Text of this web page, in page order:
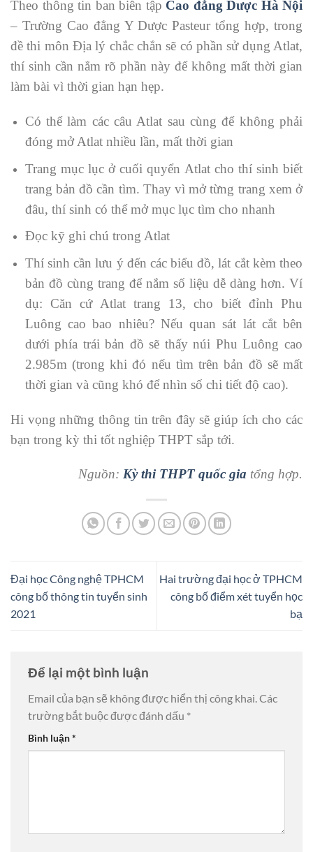
Theo thông tin ban biên tập Cao đẳng Dược Hà Nội
– Trường Cao đẳng Y Dược Pasteur tổng hợp, trong
đề thi môn Địa lý chắc chắn sẽ có phần sử dụng Atlat,
thí sinh cần nắm rõ phần này để không mất thời gian
làm bài vì thời gian hạn hẹp.
Có thể làm các câu Atlat sau cùng để không phải
đóng mở Atlat nhiều lần, mất thời gian
Trang mục lục ở cuối quyển Atlat cho thí sinh biết
trang bản đồ cần tìm. Thay vì mở từng trang xem ở
đâu, thí sinh có thể mở mục lục tìm cho nhanh
Đọc kỹ ghi chú trong Atlat
Thí sinh cần lưu ý đến các biểu đồ, lát cắt kèm theo
bản đồ cùng trang để nắm số liệu dễ dàng hơn. Ví
dụ: Căn cứ Atlat trang 13, cho biết đỉnh Phu
Luông cao bao nhiêu? Nếu quan sát lát cắt bên
dưới phía trái bản đồ sẽ thấy núi Phu Luông cao
2.985m (trong khi đó nếu tìm trên bản đồ sẽ mất
thời gian và cũng khó để nhìn số chi tiết độ cao).
Hi vọng những thông tin trên đây sẽ giúp ích cho các
bạn trong kỳ thi tốt nghiệp THPT sắp tới.
Nguồn: Kỳ thi THPT quốc gia tổng hợp.
Đại học Công nghệ TPHCM
công bố thông tin tuyển sinh
2021
Hai trường đại học ở TPHCM
công bố điểm xét tuyển học
bạ
Để lại một bình luận
Email của bạn sẽ không được hiển thị công khai.Các
trường bắt buộc được đánh dấu *
Bình luận*